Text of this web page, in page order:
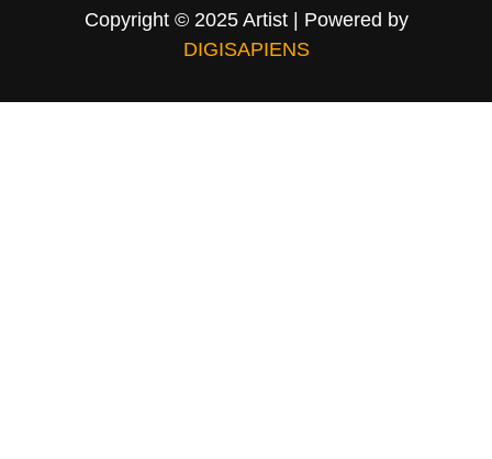
Copyright © 2025 Artist | Powered by
DIGISAPIENS